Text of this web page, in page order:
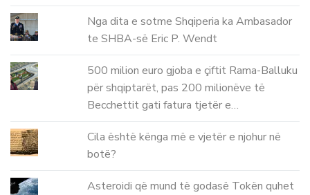
Nga dita e sotme Shqiperia ka Ambasador
te SHBA-së Eric P. Wendt
500 milion euro gjoba e çiftit Rama-Balluku
për shqiptarët, pas 200 milionëve të
Becchettit gati fatura tjetër e…
Cila është kënga më e vjetër e njohur në
botë?
Asteroidi që mund të godasë Tokën quhet